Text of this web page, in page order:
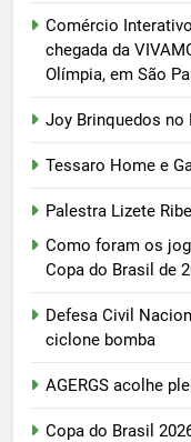
Comércio
chegada da
Olímpia, em São
Joy Brinquedos no
Tessaro Home e
Palestra Lizete
Como foram os
Copa do Brasil de
Defesa Civil
ciclone bomba
AGERGS acolhe
Copa do Brasil